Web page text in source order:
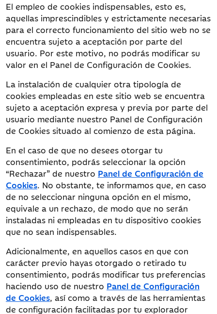
El empleo de cookies indispensables, esto es,
aquellas imprescindibles y estrictamente necesarias
para el correcto funcionamiento del sitio web no se
encuentra sujeto a aceptación por parte del
usuario. Por este motivo, no podrás modificar su
valor en el Panel de Configuración de Cookies.
La instalación de cualquier otra tipología de
cookies empleadas en este sitio web se encuentra
sujeto a aceptación expresa y previa por parte del
usuario mediante nuestro Panel de Configuración
de Cookies situado al comienzo de esta página.
En el caso de que no desees otorgar tu
consentimiento, podrás seleccionar la opción
“Rechazar” de nuestro Panel de Configuración de
Cookies. No obstante, te informamos que, en caso
de no seleccionar ninguna opción en el mismo,
equivale a un rechazo, de modo que no serán
instaladas ni empleadas en tu dispositivo cookies
que no sean indispensables.
Adicionalmente, en aquellos casos en que con
carácter previo hayas otorgado o retirado tu
consentimiento, podrás modificar tus preferencias
haciendo uso de nuestro Panel de Configuración
de Cookies, así como a través de las herramientas
de configuración facilitadas por tu explorador